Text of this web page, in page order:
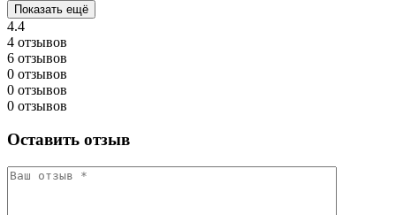
Показать ещё
4.4
4 отзывов
6 отзывов
0 отзывов
0 отзывов
0 отзывов
Оставить отзыв